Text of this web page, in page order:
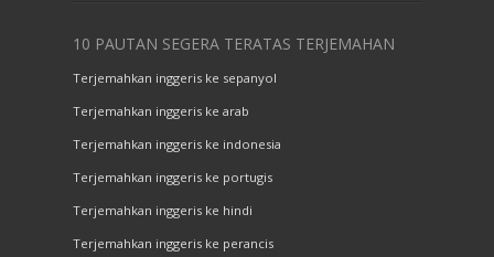
10 PAUTAN SEGERA TERATAS TERJEMAHAN
Terjemahkan inggeris ke sepanyol
Terjemahkan inggeris ke arab
Terjemahkan inggeris ke indonesia
Terjemahkan inggeris ke portugis
Terjemahkan inggeris ke hindi
Terjemahkan inggeris ke perancis